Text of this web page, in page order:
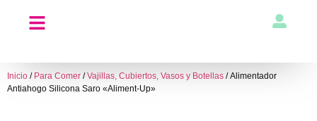
Inicio / Para Comer /Vajillas, Cubiertos, Vasos y Botellas / Alimentador
Antiahogo Silicona Saro «Aliment-Up»